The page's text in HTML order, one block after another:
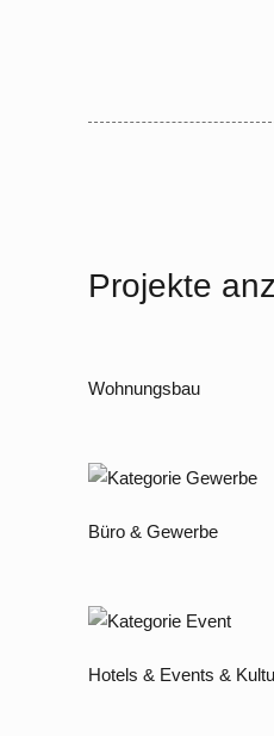
Projekte
Wohnungsbau
Büro & Gewerbe
Hotels & Events &